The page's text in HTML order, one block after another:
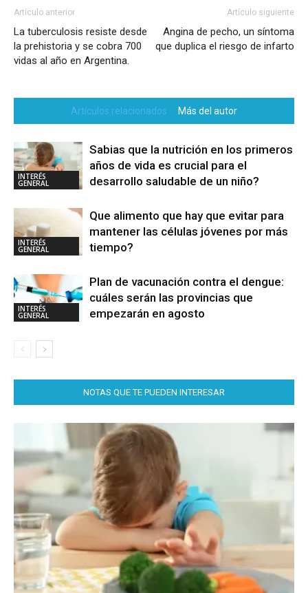
Artículo anterior
La tuberculosis resiste desde
la prehistoria y se cobra 700
vidas al año en Argentina.
Artículo siguiente
Angina de pecho, un síntoma
que duplica el riesgo de infarto
Artículos relacionados Más del autor
INTERÉS
GENERAL
Sabias que la nutrición en los primeros
años de vida es crucial para el
desarrollo saludable de un niño?
INTERÉS
GENERAL
Que alimento que hay que evitar para
mantener las células jóvenes por más
tiempo?
INTERÉS
GENERAL
Plan de vacunación contra el dengue:
cuáles serán las provincias que
empezarán en agosto
NOTAS QUE TE PUEDEN INTERESAR